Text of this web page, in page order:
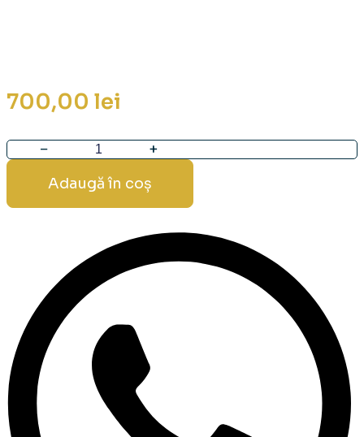
700,00 lei
Cantitate
Tablouri
Terapeutice
pentru
Emoționale
Adaugă în coș